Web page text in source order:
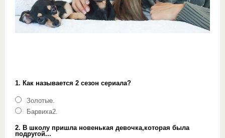
1. Как называется 2 сезон сериала?
Золотые.
Барвиха2.
2. В школу пришла новенькая девочка,которая была
подругой...